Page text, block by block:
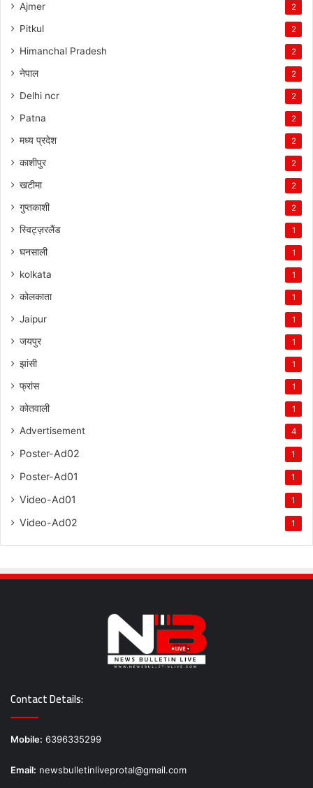
Ajmer 2
Pitkul 2
Himanchal Pradesh 2
नेपाल 2
Delhi ncr 2
Patna 2
मध्य प्रदेश 2
काशीपुर 2
खटीमा 2
गुप्तकाशी 2
स्विट्ज़रलैंड 1
घनसाली 1
kolkata 1
कोलकाता 1
Jaipur 1
जयपुर 1
झांसी 1
फ्रांस 1
कोतवाली 1
Advertisement 4
Poster-Ad02 1
Poster-Ad01 1
Video-Ad01 1
Video-Ad02 1
Contact Details:
Mobile: 6396335299
Email: newsbulletinliveprotal@gmail.com